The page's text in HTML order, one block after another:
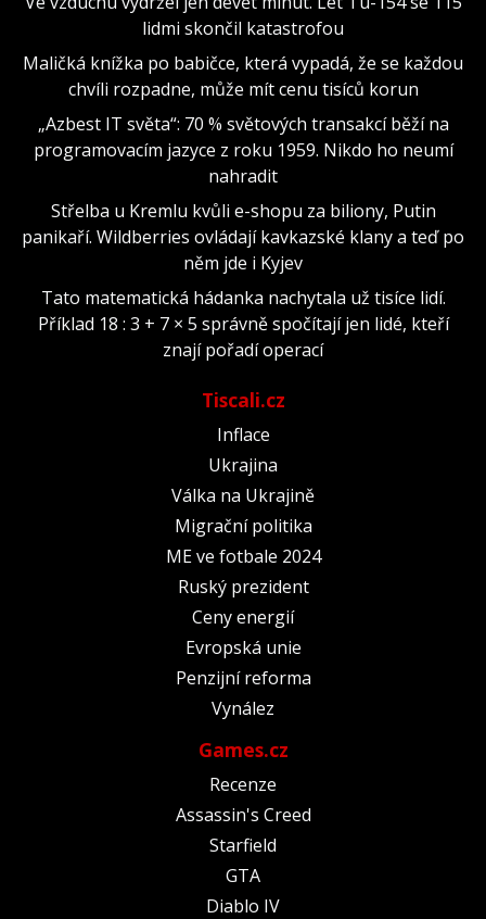
lidmi skončil katastrofou
Maličká knížka po babičce, která vypadá, že se každou
chvíli rozpadne, může mít cenu tisíců korun
„Azbest IT světa“: 70 % světových transakcí běží na
programovacím jazyce z roku 1959. Nikdo ho neumí
nahradit
Střelba u Kremlu kvůli e-shopu za biliony, Putin
panikaří. Wildberries ovládají kavkazské klany a teď po
něm jde i Kyjev
Tato matematická hádanka nachytala už tisíce lidí.
Příklad 18 : 3 + 7 × 5 správně spočítají jen lidé, kteří
znají pořadí operací
Tiscali.cz
Inflace
Ukrajina
Válka na Ukrajině
Migrační politika
ME ve fotbale 2024
Ruský prezident
Ceny energií
Evropská unie
Penzijní reforma
Vynález
Games.cz
Recenze
Assassin's Creed
Starfield
GTA
Diablo IV